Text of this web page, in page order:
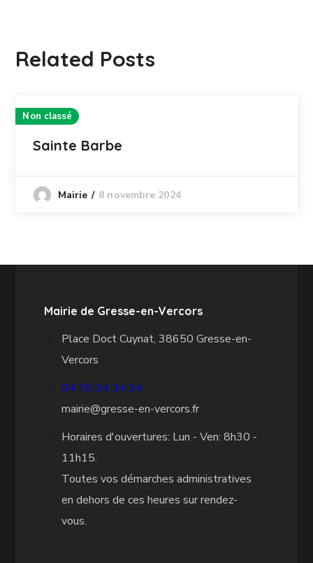
Related Posts
Non classé
Sainte Barbe
Mairie 8 novembre 2024
Mairie de Gresse-en-Vercors
Place Doct Cuynat, 38650 Gresse-en-
Vercors
04 76 34 34 34
mairie@gresse-en-vercors.fr
Horaires d'ouvertures: Lun - Ven: 8h30 -
11h15.
Toutes vos démarches administratives
en dehors de ces heures sur rendez-
vous.